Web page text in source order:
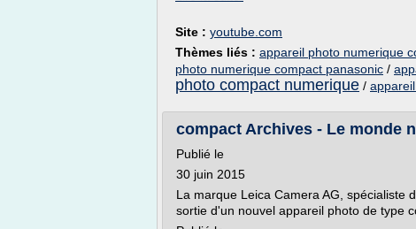
Site : youtube.com
Thèmes liés : appareil photo numerique
photo numerique compact panasonic /
photo compact numerique /
compact Archives - Le monde
Publié le
30 juin 2015
La marque Leica Camera AG, spécialiste
sortie d'un nouvel appareil photo de type